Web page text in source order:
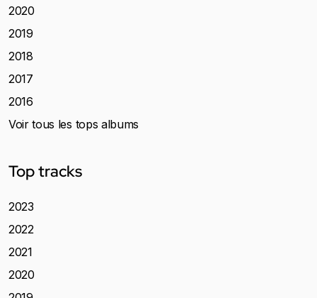
2020
2019
2018
2017
2016
Voir tous les tops albums
Top tracks
2023
2022
2021
2020